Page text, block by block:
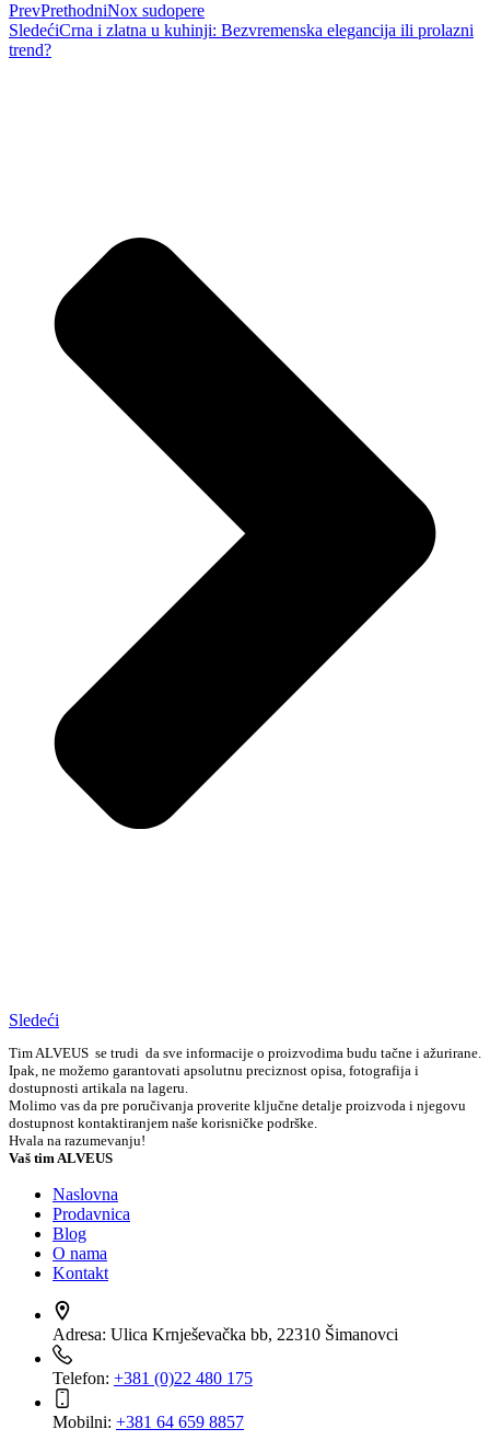
PrevPrethodniNox sudopere
SledećiCrna i zlatna u kuhinji: Bezvremenska elegancija ili prolazni
trend?
Sledeći
Tim ALVEUS se trudi da sve informacije o proizvodima budu tačne i ažurirane.
Ipak, ne možemo garantovati apsolutnu preciznost opisa, fotografija i
dostupnosti artikala na lageru.
Molimo vas da pre poručivanja proverite ključne detalje proizvoda i njegovu
dostupnost kontaktiranjem naše korisničke podrške.
Hvala na razumevanju!
Vaš tim ALVEUS
Naslovna
Prodavnica
Blog
O nama
Kontakt
Adresa: Ulica Krnješevačka bb, 22310 Šimanovci
Telefon: +381 (0)22 480 175
Mobilni: +381 64 659 8857